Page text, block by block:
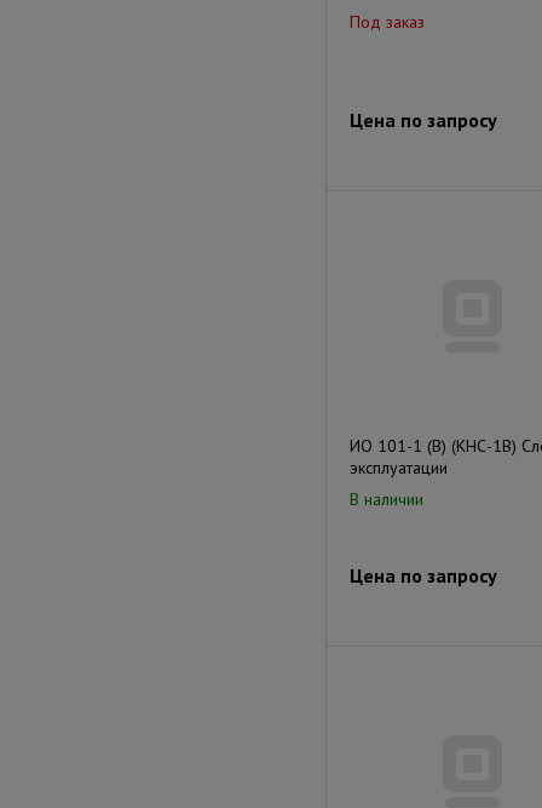
Под заказ
Цена по запросу
ИО 101-1 (В) (КНС-1В)
эксплуатации
В наличии
Цена по запросу